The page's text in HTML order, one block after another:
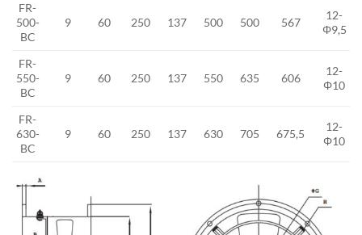
FR-
500-
BC
9 60 250 137 500 500 567
12-
Φ9,5
FR-
550-
BC
9 60 250 137 550 635 606
12-
Φ10
FR-
630-
BC
9 60 250 137 630 705 675,5
12-
Φ10